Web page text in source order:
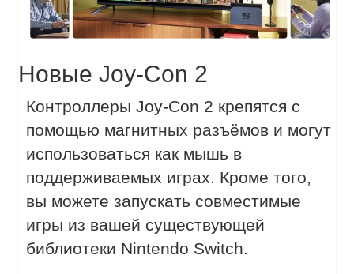
Новые Joy-Con 2
Контроллеры Joy-Con 2 крепятся с
помощью магнитных разъёмов и могут
использоваться как мышь в
поддерживаемых играх. Кроме того,
вы можете запускать совместимые
игры из вашей существующей
библиотеки Nintendo Switch.